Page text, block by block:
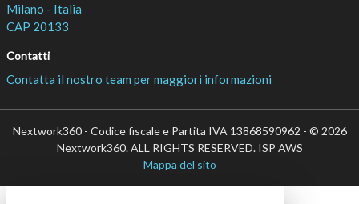
Milano - Italia
CAP 20133
Contatti
Contatta il nostro team per maggiori informazioni
Nextwork360 - Codice fiscale e Partita IVA 13868590962 - © 2026
Nextwork360. ALL RIGHTS RESERVED. ISP AWS
Mappa del sito